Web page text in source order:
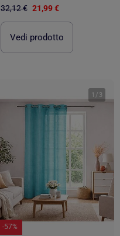
32,12 € 21,99 €
Vedi prodotto
1 / 3
-57%